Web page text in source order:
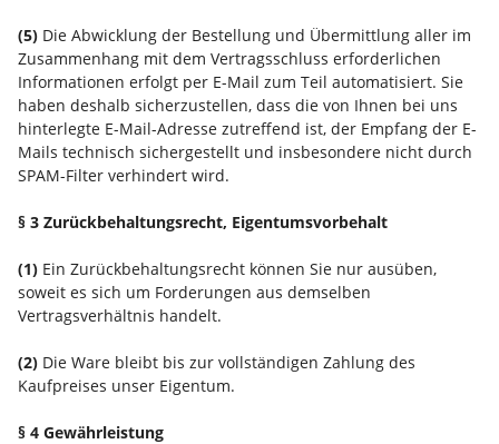
(5) Die Abwicklung der Bestellung und Übermittlung aller im
Zusammenhang mit dem Vertragsschluss erforderlichen
Informationen erfolgt per E-Mail zum Teil automatisiert. Sie
haben deshalb sicherzustellen, dass die von Ihnen bei uns
hinterlegte E-Mail-Adresse zutreffend ist, der Empfang der E-
Mails technisch sichergestellt und insbesondere nicht durch
SPAM-Filter verhindert wird.
§ 3 Zurückbehaltungsrecht, Eigentumsvorbehalt
(1) Ein Zurückbehaltungsrecht können Sie nur ausüben,
soweit es sich um Forderungen aus demselben
Vertragsverhältnis handelt.
(2) Die Ware bleibt bis zur vollständigen Zahlung des
Kaufpreises unser Eigentum.
§ 4 Gewährleistung